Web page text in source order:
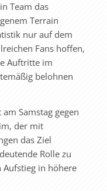
Team das
Terrain
nur auf dem
Fans hoffen,
Auftritte im
belohnen
Samstag gegen
der mit
das Ziel
Rolle zu
in höhere